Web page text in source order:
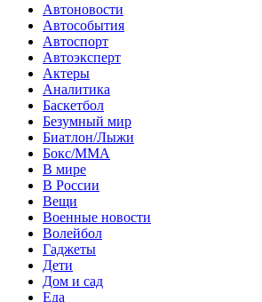
Автоновости
Автособытия
Автоспорт
Автоэксперт
Актеры
Аналитика
Баскетбол
Безумный мир
Биатлон/Лыжи
Бокс/MMA
В мире
В России
Вещи
Военные новости
Волейбол
Гаджеты
Дети
Дом и сад
Еда